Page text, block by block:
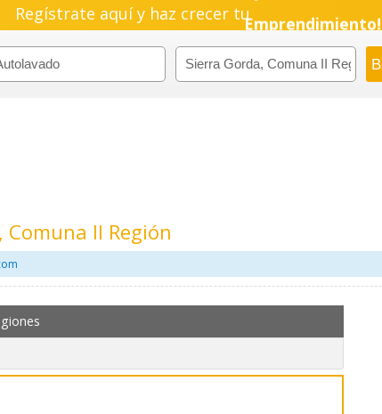
Regístrate aquí y haz crecer tuPyme!
Emprendimiento!
II Región